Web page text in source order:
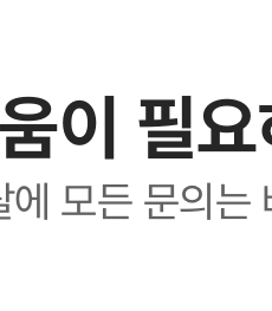
이 필
모든 문의는